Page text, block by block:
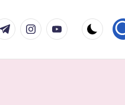
instagram.com
youtube.com